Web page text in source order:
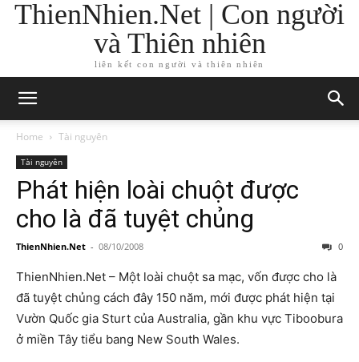
ThienNhien.Net | Con người
và Thiên nhiên
liên kết con người và thiên nhiên
Home Tài nguyên
Tài nguyên
Phát hiện loài chuột được
cho là đã tuyệt chủng
ThienNhien.Net - 08/10/2008 0
ThienNhien.Net – Một loài chuột sa mạc, vốn được cho là
đã tuyệt chủng cách đây 150 năm, mới được phát hiện tại
Vườn Quốc gia Sturt của Australia, gần khu vực Tiboobura
ở miền Tây tiểu bang New South Wales.